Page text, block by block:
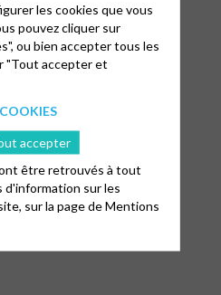
Bouton
Bouton
les cookies que vous
pouvez cliquer sur
ou bien accepter tous les
"Tout accepter et
accepter
être retrouvés à tout
d'information sur les
sur la page deMentions